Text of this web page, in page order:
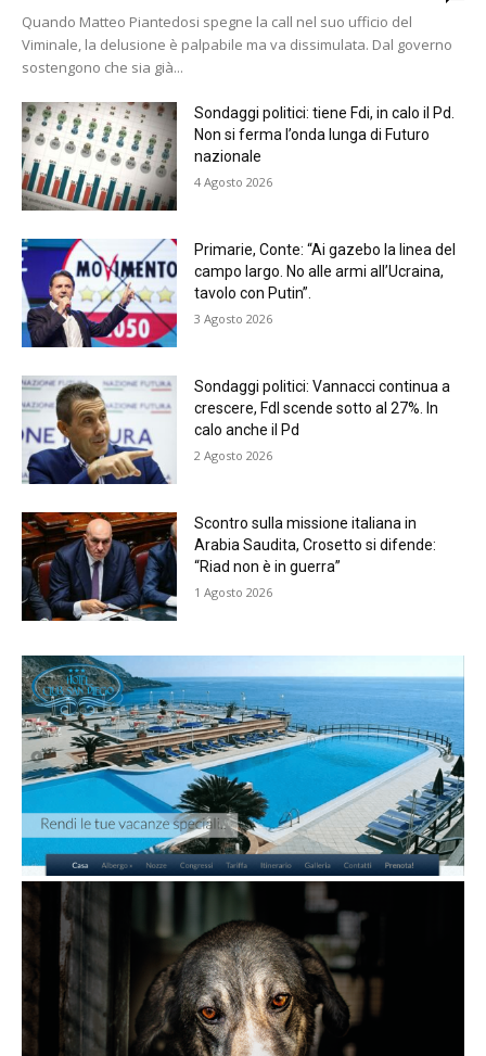
Quando Matteo Piantedosi spegne la call nel suo ufficio del
Viminale, la delusione è palpabile ma va dissimulata. Dal governo
sostengono che sia già...
Sondaggi politici: tiene Fdi, in calo il Pd.
Non si ferma l’onda lunga di Futuro
nazionale
4 Agosto 2026
Primarie, Conte: “Ai gazebo la linea del
campo largo. No alle armi all’Ucraina,
tavolo con Putin”.
3 Agosto 2026
Sondaggi politici: Vannacci continua a
crescere, FdI scende sotto al 27%. In
calo anche il Pd
2 Agosto 2026
Scontro sulla missione italiana in
Arabia Saudita, Crosetto si difende:
“Riad non è in guerra”
1 Agosto 2026